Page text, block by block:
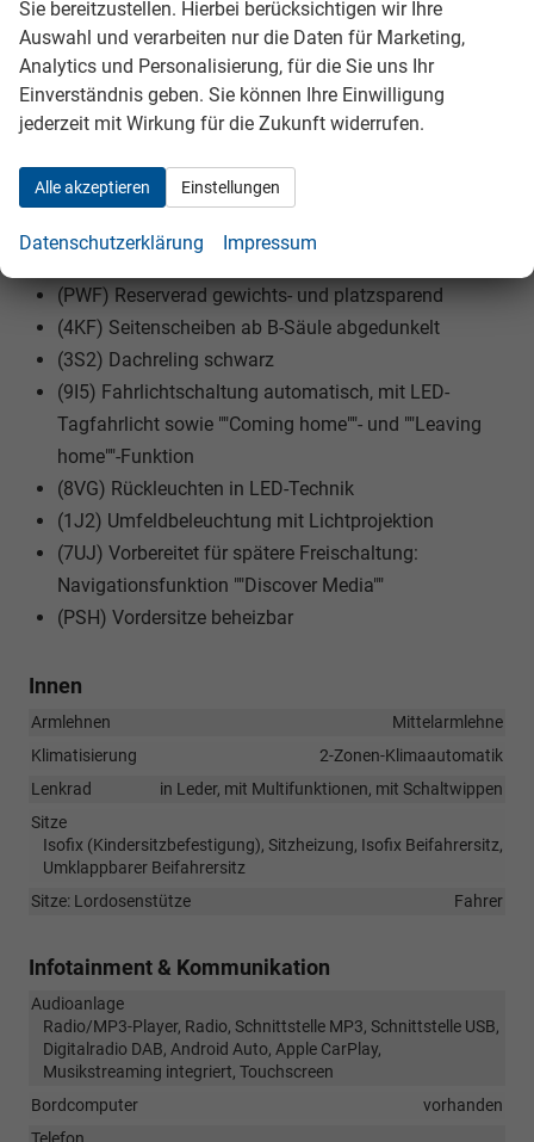
EXTRAS:
(V73) 4 Leichtmetallräder ""Bangalore"" 6,5 J x 17
(6YD) Außenspiegel elektrisch einstell-, anklapp- und
beheizbar, mit Beifahrerspiegelabsenkung
(VL6) Fußgänger- und Radfahrererkennung
(3GD) Gepäckraumboden in 2 Höhen einstellbar, für
ebene Ladefläche
(ZBB) Infotainment-Paket ""Ready 2 Discover""
(PWF) Reserverad gewichts- und platzsparend
(4KF) Seitenscheiben ab B-Säule abgedunkelt
(3S2) Dachreling schwarz
(9I5) Fahrlichtschaltung automatisch, mit LED-
Tagfahrlicht sowie ""Coming home""- und ""Leaving
home""-Funktion
(8VG) Rückleuchten in LED-Technik
(1J2) Umfeldbeleuchtung mit Lichtprojektion
(7UJ) Vorbereitet für spätere Freischaltung:
Navigationsfunktion ""Discover Media""
(PSH) Vordersitze beheizbar
Innen
Armlehnen
Mittelarmlehne
Klimatisierung
2-Zonen-Klimaautomatik
Lenkrad
in Leder, mit Multifunktionen, mit Schaltwippen
Sitze
Isofix (Kindersitzbefestigung), Sitzheizung, Isofix Beifahrersitz,
Umklappbarer Beifahrersitz
Sitze: Lordosenstütze
Fahrer
Infotainment & Kommunikation
Audioanlage
Radio/MP3-Player, Radio, Schnittstelle MP3, Schnittstelle USB,
Digitalradio DAB, Android Auto, Apple CarPlay,
Musikstreaming integriert, Touchscreen
Bordcomputer
vorhanden
Sie bereitzustellen. Hierbei berücksichtigen wir Ihre
Auswahl und verarbeiten nur die Daten für Marketing,
Analytics und Personalisierung, für die Sie uns Ihr
Einverständnis geben. Sie können Ihre Einwilligung
jederzeit mit Wirkung für die Zukunft widerrufen.
Alle akzeptieren Einstellungen
Datenschutzerklärung Impressum